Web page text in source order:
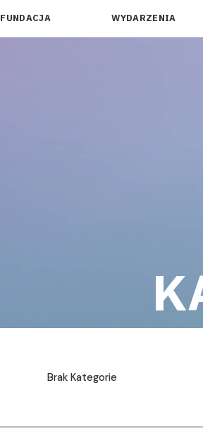
FUNDACJA WYDARZENIA
Brak Kategorie